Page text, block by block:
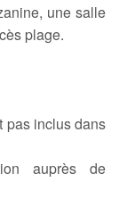
une salle
plage.
pas inclus dans
auprès de